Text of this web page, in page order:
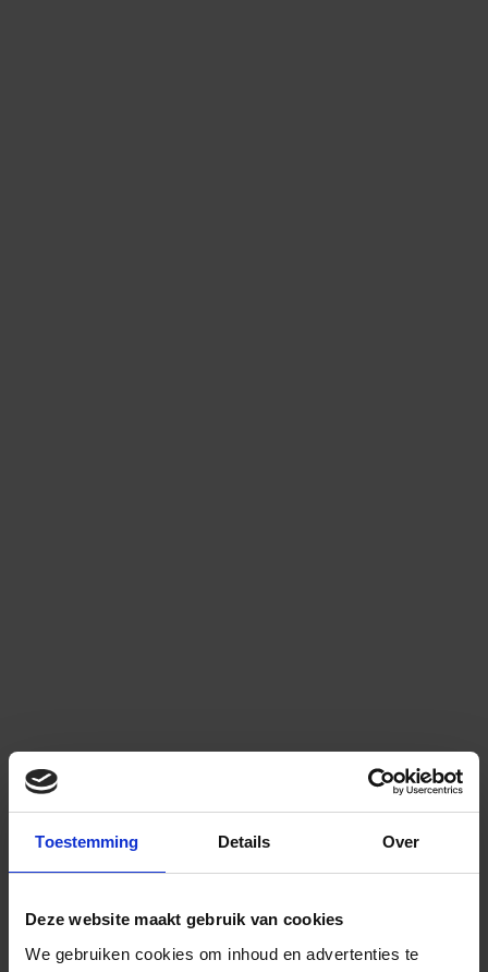
Toestemming Details Over
Deze website maakt gebruik van cookies
We gebruiken cookies om inhoud en advertenties te